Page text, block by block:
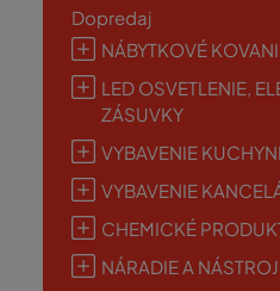
Dopredaj
NÁBYTKOVÉ
LED OSVETLENIE,
ZÁSUVKY
VYBAVENIE
VYBAVENIE
CHEMICKÉ
NÁRADIE A